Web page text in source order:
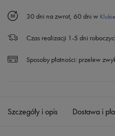
30 dni na zwrot, 60 dni w Klubie
Czas realizacji 1-5 dni
Sposoby płatności: przelew
Szczegóły i opis Dostawa i